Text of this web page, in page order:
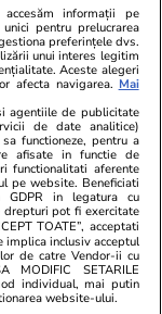
Unica.ro
Nu și ei! S-au
căsnicie! Cei doi
secret. Nimeni
motiv al
informații pe
pentru prelucrarea
preferințele dvs.
unui interes legitim
Aceste alegeri
afecta navigarea. Mai
agentiile de publicitate
de date analitice)
functioneze, pentru a
afisate in functie de
functionalitati aferente
pe website. Beneficiati
in legatura cu
drepturi pot fi exercitate
TOATE”, acceptati
implica inclusiv acceptul
de catre Vendor-ii cu
MODIFIC SETARILE
individual, mai putin
website-ului.